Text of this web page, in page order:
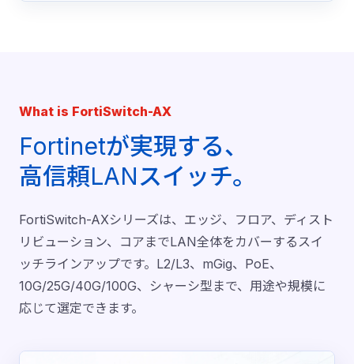
What is FortiSwitch-AX
Fortinetが実現する、
高信頼LANスイッチ。
FortiSwitch-AXシリーズは、エッジ、フロア、ディスト
リビューション、コアまでLAN全体をカバーするスイ
ッチラインアップです。L2/L3、mGig、PoE、
10G/25G/40G/100G、シャーシ型まで、用途や規模に
応じて選定できます。